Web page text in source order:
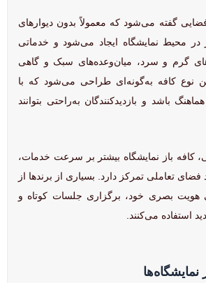
فضایی گفته می‌شود که معمولاً بدون دیوارهای
در محیط نمایشگاه ایجاد می‌شود و خدماتی
گرم و سرد، میان‌وعده‌های سبک و گاهی
نوع کافه به‌گونه‌ای طراحی می‌شود که با
باشد و بازدیدکنندگان به‌راحتی بتوانند
کافه باز نمایشگاه بیشتر بر سرعت خدمات،
تعاملی تمرکز دارد. بسیاری از برندها از
هویت بصری خود، برگزاری جلسات کوتاه و
استفاده می‌کنند.
نمایشگاه‌ها